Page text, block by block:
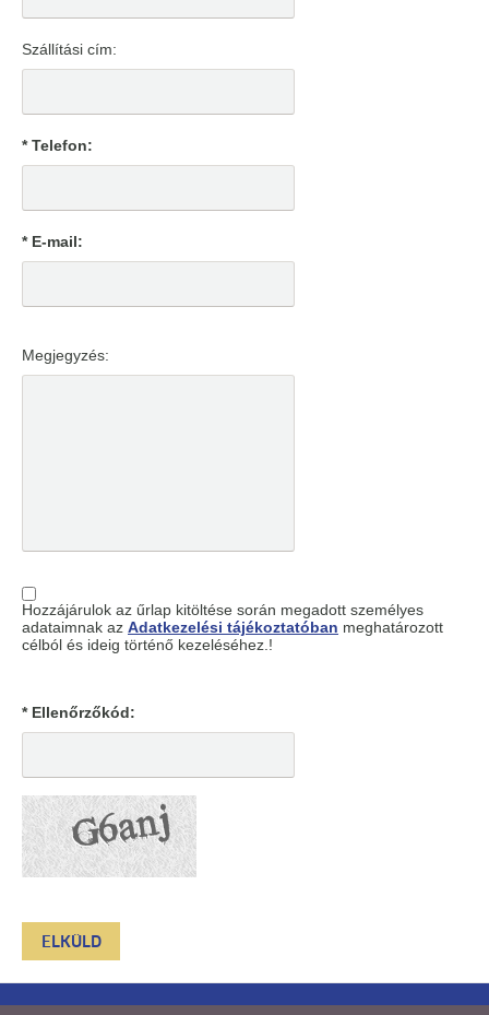
Szállítási cím:
* Telefon:
* E-mail:
Megjegyzés:
Hozzájárulok az űrlap kitöltése során megadott személyes
adataimnak az Adatkezelési tájékoztatóban meghatározott
célból és ideig történő kezeléséhez.!
* Ellenőrzőkód: